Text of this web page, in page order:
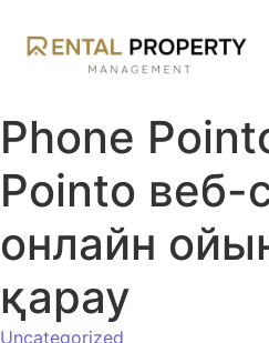
Phone
Pointo веб-
онлайн
қарау
Uncategorized